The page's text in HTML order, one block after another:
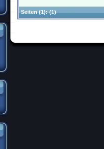
Seiten(1):(1)